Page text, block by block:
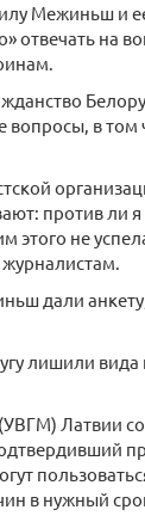
Межиньш и
отвечать на
вопросы, в
против ли
не
дали
лишили
Латвии
в нужный